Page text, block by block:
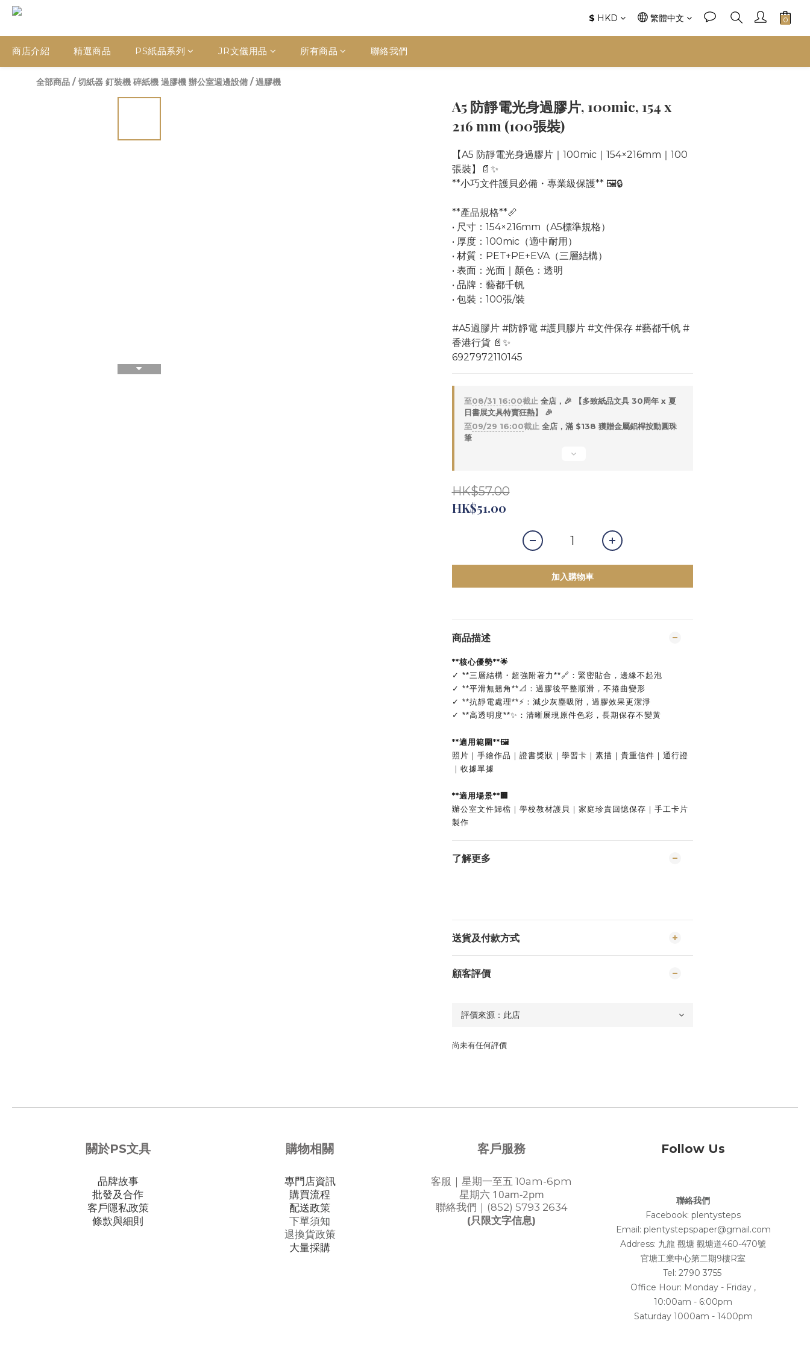
$ HKD 繁體中文
商店介紹 精選商品 PS紙品系列 JR文儀用品 所有商品 聯絡我們
全部商品 /切紙器 釘裝機 碎紙機 過膠機 辦公室週邊設備 /過膠機
A5 防靜電光身過膠片, 100mic, 154 x
216 mm (100張裝)
【A5 防靜電光身過膠片｜100mic｜154×216mm｜100
張裝】📄✨
**小巧文件護貝必備・專業級保護** 🖼️🔒
**產品規格**📏
• 尺寸：154×216mm（A5標準規格）
• 厚度：100mic（適中耐用）
• 材質：PET+PE+EVA（三層結構）
• 表面：光面｜顏色：透明
• 品牌：藝都千帆
• 包裝：100張/裝
#A5過膠片 #防靜電 #護貝膠片 #文件保存 #藝都千帆 #
香港行貨 📄✨
6927972110145
至08/31 16:00截止 全店，🎉 【多致紙品文具 30周年 x 夏
日書展文具特賣狂熱】 🎉
至09/29 16:00截止 全店，滿 $138 獲贈金屬鋁桿按動圓珠
筆
HK$57.00
HK$51.00
加入購物車
商品描述
**核心優勢**🌟
✓ **三層結構・超強附著力**🔗：緊密貼合，邊緣不起泡
✓ **平滑無翹角**📐：過膠後平整順滑，不捲曲變形
✓ **抗靜電處理**⚡：減少灰塵吸附，過膠效果更潔淨
✓ **高透明度**✨：清晰展現原件色彩，長期保存不變黃
**適用範圍**🖼️
照片｜手繪作品｜證書獎狀｜學習卡｜素描｜貴重信件｜通行證
｜收據單據
**適用場景**🏢
辦公室文件歸檔｜學校教材護貝｜家庭珍貴回憶保存｜手工卡片
製作
了解更多
送貨及付款方式
顧客評價
尚未有任何評價
關於PS文具
品牌故事
批發及合作
客戶隱私政策
條款與細則
購物相關
專門店資訊
購買流程
配送政策
下單須知
退換貨政策
大量採購
客戶服務
客服｜星期一至五 10am-6pm
星期六 10am-2pm
聯絡我們｜(852) 5793 2634
(只限文字信息)
Follow Us
聯絡我們
Facebook: plentysteps
Email: plentystepspaper@gmail.com
Address: 九龍 觀塘 觀塘道460-470號
官塘工業中心第二期9樓R室
Tel: 2790 3755
Office Hour: Monday - Friday ,
10:00am - 6:00pm
Saturday 1000am - 1400pm